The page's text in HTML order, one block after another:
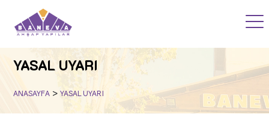
YASAL UYARI
ANASAYFA >YASAL UYARI
AKADEMİ